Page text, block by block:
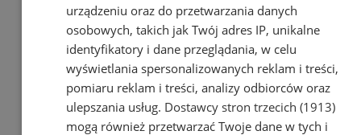
urządzeniu oraz do przetwarzania danych
osobowych, takich jak Twój adres IP, unikalne
identyfikatory i dane przeglądania, w celu
wyświetlania spersonalizowanych reklam i treści,
pomiaru reklam i treści, analizy odbiorców oraz
ulepszania usług. Dostawcy stron trzecich (1913)
mogą również przetwarzać Twoje dane w tych i